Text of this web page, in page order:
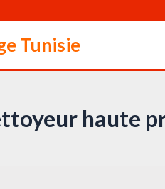
Tunisie
haute